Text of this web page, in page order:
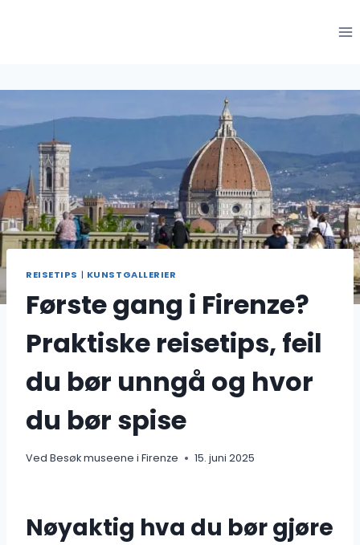
REISETIPS | KUNSTGALLERIER
Første gang i Firenze?
Praktiske reisetips, feil
du bør unngå og hvor
du bør spise
Ved Besøk museene i Firenze 15. juni 2025
Nøyaktig hva du bør gjøre